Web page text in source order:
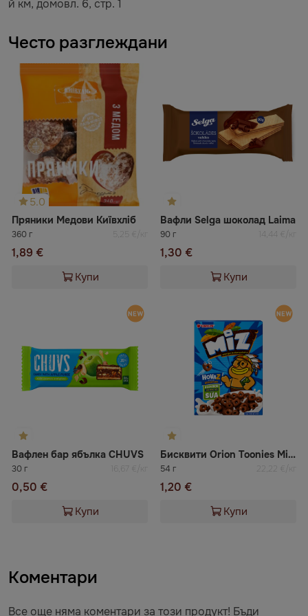
й км, домовл. 6, стр. 1
Често разглеждани
5.0
Пряники Медови Київхліб
360 г 5,25 €/кг
1,89 €
Купи
Вафли Selga шоколад Laima
90 г 14,44 €/кг
1,30 €
Купи
Вафлен бар ябълка CHUVS
30 г 16,67 €/кг
0,50 €
Купи
Бисквити Orion Toonies Miz с шоколад
54 г 22,22 €/кг
1,20 €
Купи
Коментари
Все още няма коментари за този продукт! Бъди